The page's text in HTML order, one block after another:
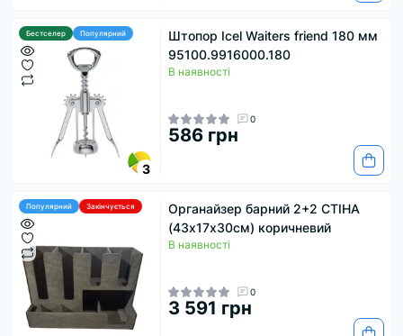
Бестселер Популярний
3
Штопор Icel Waiters friend 180 мм
95100.9916000.180
В наявності
0
586 грн
Популярний Закінчується
Органайзер барний 2+2 СТІНА
(43х17х30см) коричневий
В наявності
0
3 591 грн